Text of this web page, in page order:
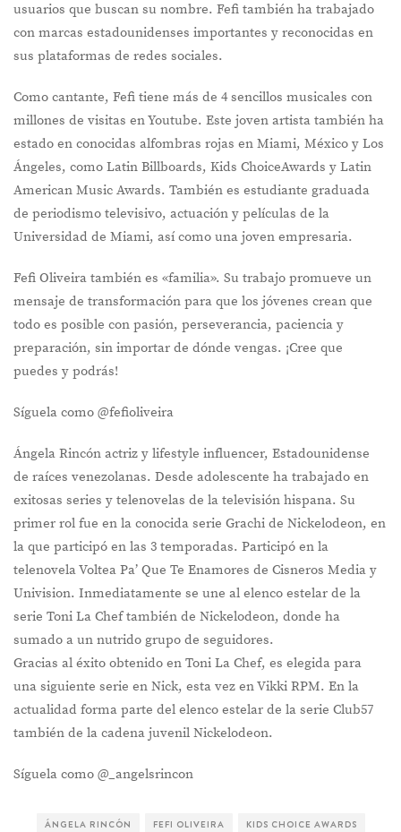
usuarios que buscan su nombre. Fefi también ha trabajado
con marcas estadounidenses importantes y reconocidas en
sus plataformas de redes sociales.
Como cantante, Fefi tiene más de 4 sencillos musicales con
millones de visitas en Youtube. Este joven artista también ha
estado en conocidas alfombras rojas en Miami, México y Los
Ángeles, como Latin Billboards, Kids ChoiceAwards y Latin
American Music Awards. También es estudiante graduada
de periodismo televisivo, actuación y películas de la
Universidad de Miami, así como una joven empresaria.
Fefi Oliveira también es «familia». Su trabajo promueve un
mensaje de transformación para que los jóvenes crean que
todo es posible con pasión, perseverancia, paciencia y
preparación, sin importar de dónde vengas. ¡Cree que
puedes y podrás!
Síguela como @fefioliveira
Ángela Rincón actriz y lifestyle influencer, Estadounidense
de raíces venezolanas. Desde adolescente ha trabajado en
exitosas series y telenovelas de la televisión hispana. Su
primer rol fue en la conocida serie Grachi de Nickelodeon, en
la que participó en las 3 temporadas. Participó en la
telenovela Voltea Pa’ Que Te Enamores de Cisneros Media y
Univision. Inmediatamente se une al elenco estelar de la
serie Toni La Chef también de Nickelodeon, donde ha
sumado a un nutrido grupo de seguidores.
Gracias al éxito obtenido en Toni La Chef, es elegida para
una siguiente serie en Nick, esta vez en Vikki RPM. En la
actualidad forma parte del elenco estelar de la serie Club57
también de la cadena juvenil Nickelodeon.
Síguela como @_angelsrincon
ÁNGELA RINCÓN FEFI OLIVEIRA KIDS CHOICE AWARDS